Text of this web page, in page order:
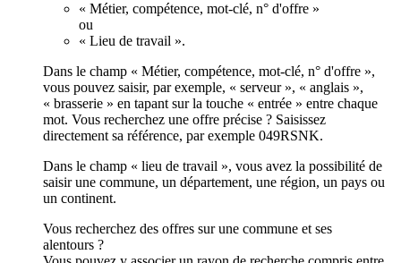
« Métier, compétence, mot-clé, n° d'offre »
ou
« Lieu de travail ».
Dans le champ « Métier, compétence, mot-clé, n° d'offre »,
vous pouvez saisir, par exemple, « serveur », « anglais »,
« brasserie » en tapant sur la touche « entrée » entre chaque
mot. Vous recherchez une offre précise ? Saisissez
directement sa référence, par exemple 049RSNK.
Dans le champ « lieu de travail », vous avez la possibilité de
saisir une commune, un département, une région, un pays ou
un continent.
Vous recherchez des offres sur une commune et ses
alentours ?